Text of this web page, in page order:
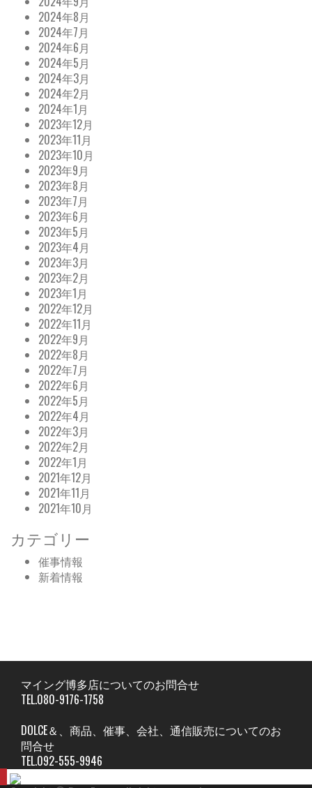
2024年8月
2024年7月
2024年6月
2024年5月
2024年3月
2024年2月
2024年1月
2023年12月
2023年11月
2023年10月
2023年9月
2023年8月
2023年7月
2023年6月
2023年5月
2023年4月
2023年3月
2023年2月
2023年1月
2022年12月
2022年11月
2022年9月
2022年8月
2022年7月
2022年6月
2022年5月
2022年4月
2022年3月
2022年2月
2022年1月
2021年12月
2021年11月
2021年10月
カテゴリー
催事情報
新着情報
マイング博多店についてのお問合せ
TEL.080-9176-1758
DOLCE＆、商品、催事、会社、通信販売についてのお
問合せ
TEL.092-555-9946